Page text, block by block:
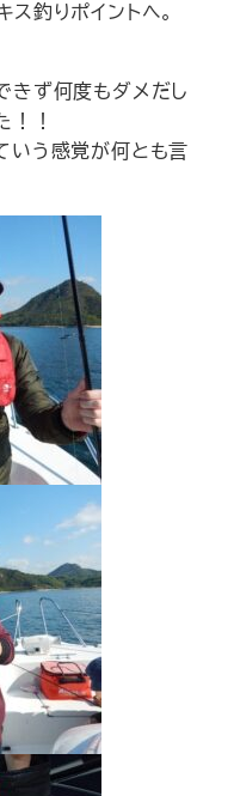
釣りポイントへ。
きず何度もダメだし
！！
いう感覚が何とも言